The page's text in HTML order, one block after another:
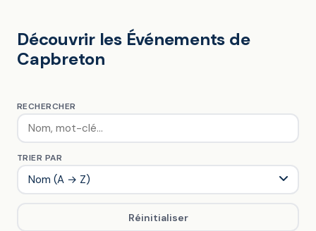
Découvrir les Événements de
Capbreton
RECHERCHER
TRIER PAR
Réinitialiser